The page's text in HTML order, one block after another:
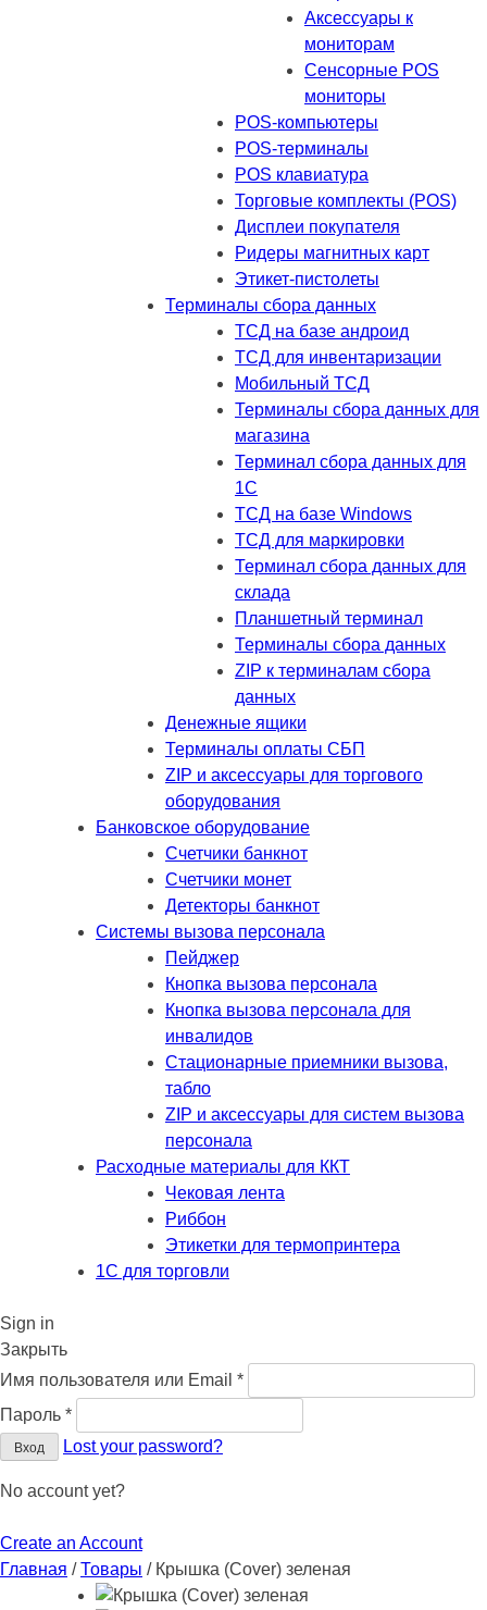
Аксессуары к
мониторам
Сенсорные POS
мониторы
POS-компьютеры
POS-терминалы
POS клавиатура
Торговые комплекты (POS)
Дисплеи покупателя
Ридеры магнитных карт
Этикет-пистолеты
Терминалы сбора данных
ТСД на базе андроид
ТСД для инвентаризации
Мобильный ТСД
Терминалы сбора данных для
магазина
Терминал сбора данных для
1C
ТСД на базе Windows
ТСД для маркировки
Терминал сбора данных для
склада
Планшетный терминал
Терминалы сбора данных
ZIP к терминалам сбора
данных
Денежные ящики
Терминалы оплаты СБП
ZIP и аксессуары для торгового
оборудования
Банковское оборудование
Счетчики банкнот
Счетчики монет
Детекторы банкнот
Системы вызова персонала
Пейджер
Кнопка вызова персонала
Кнопка вызова персонала для
инвалидов
Стационарные приемники вызова,
табло
ZIP и аксессуары для систем вызова
персонала
Расходные материалы для ККТ
Чековая лента
Риббон
Этикетки для термопринтера
1С для торговли
Sign in
Закрыть
Имя пользователя или Email *Обязательно
Пароль *Обязательно
Вход Lost your password?
No account yet?
Create an Account
Главная /Товары / Крышка (Cover) зеленая